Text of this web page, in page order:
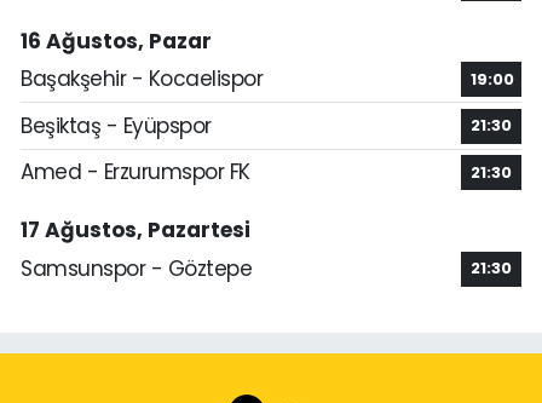
16 Ağustos, Pazar
Başakşehir - Kocaelispor
19:00
Beşiktaş - Eyüpspor 21:30
Amed - Erzurumspor FK 21:30
17 Ağustos, Pazartesi
Samsunspor - Göztepe
21:30